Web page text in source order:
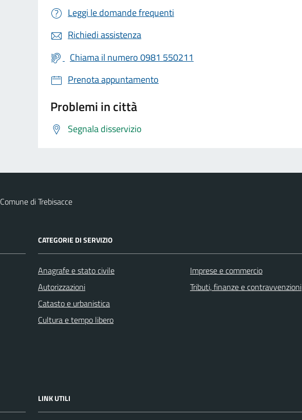
Leggi le domande frequenti
Richiedi assistenza
Chiama il numero 0981 550211
Prenota appuntamento
Problemi in città
Segnala disservizio
Comune di Trebisacce
CATEGORIE DI SERVIZIO
Anagrafe e stato civile
Autorizzazioni
Catasto e urbanistica
Cultura e tempo libero
Imprese e commercio
Tributi, finanze e contravvenzioni
LINK UTILI